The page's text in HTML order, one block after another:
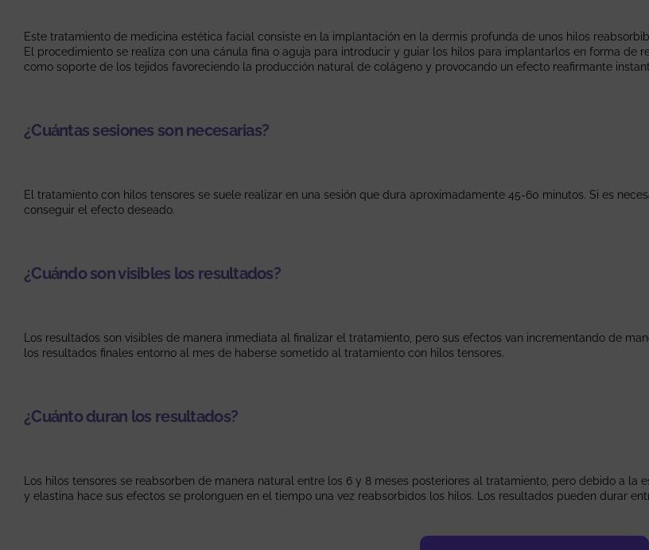
Este tratamiento de medicina estética facial consiste en la implantación en la dermis profunda de unos hilos
El procedimiento se realiza con una cánula fina o aguja para introducir y guiar los hilos para implantarlos en forma de
como soporte de los tejidos favoreciendo la producción natural de colágeno y provocando un efecto reafirmante
¿Cuántas sesiones son necesarias?
El tratamiento con hilos tensores se suele realizar en una sesión que dura aproximadamente 45-60 minutos. Si es
conseguir el efecto deseado.
¿Cuándo son visibles los resultados?
Los resultados son visibles de manera inmediata al finalizar el tratamiento, pero sus efectos van incrementando de
los resultados finales entorno al mes de haberse sometido al tratamiento con hilos tensores.
¿Cuánto duran los resultados?
Los hilos tensores se reabsorben de manera natural entre los 6 y 8 meses posteriores al tratamiento, pero debido a
y elastina hace sus efectos se prolonguen en el tiempo una vez reabsorbidos los hilos. Los resultados pueden durar